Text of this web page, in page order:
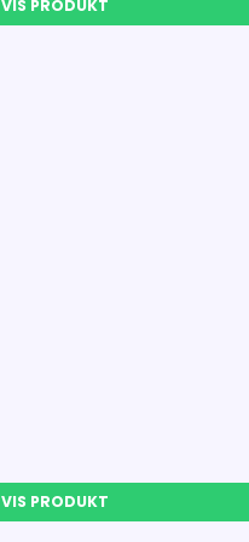
VIS PRODUKT
VIS PRODUKT